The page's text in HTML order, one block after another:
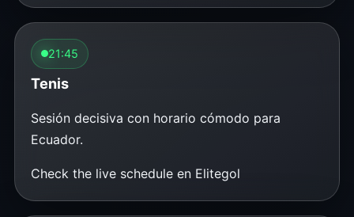
21:45
Tenis
Sesión decisiva con horario cómodo para
Ecuador.
Check the live schedule en Elitegol